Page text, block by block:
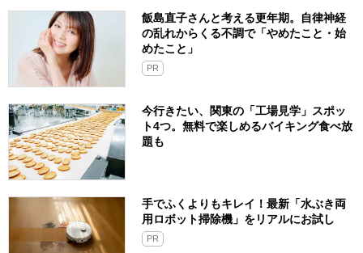
飯島直子さんと考える更年期。自律神経
の乱れからくる不調で「やめたこと・始
めたこと」
PR
今行きたい、関東の「工場見学」スポッ
ト4つ。無料で楽しめるバイキング食べ放
題も
手でふくよりもキレイ！最新「水ぶき両
用ロボット掃除機」をリアルにお試し
PR